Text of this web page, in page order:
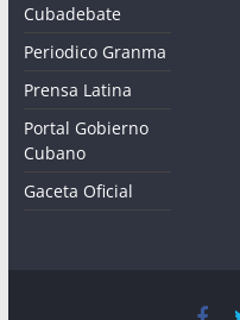
Cubadebate
Periodico Granma
Prensa Latina
Portal Gobierno
Cubano
Gaceta Oficial